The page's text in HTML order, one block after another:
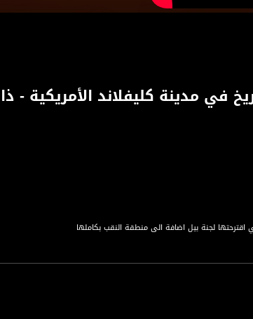
في مدينة كليفلاند الأمريكية -